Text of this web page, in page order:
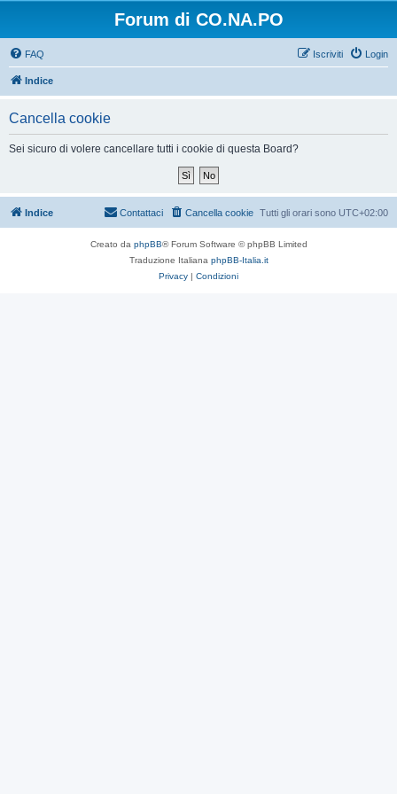
Forum di CO.NA.PO
FAQ Login
Iscriviti
Indice
Cancella cookie
Sei sicuro di volere cancellare tutti i cookie di questa Board?
Indice Tutti gli orari sono UTC+02:00
Cancella cookie
Contattaci
Creato da phpBB® Forum Software © phpBB Limited
Traduzione Italiana phpBB-Italia.it
Privacy | Condizioni